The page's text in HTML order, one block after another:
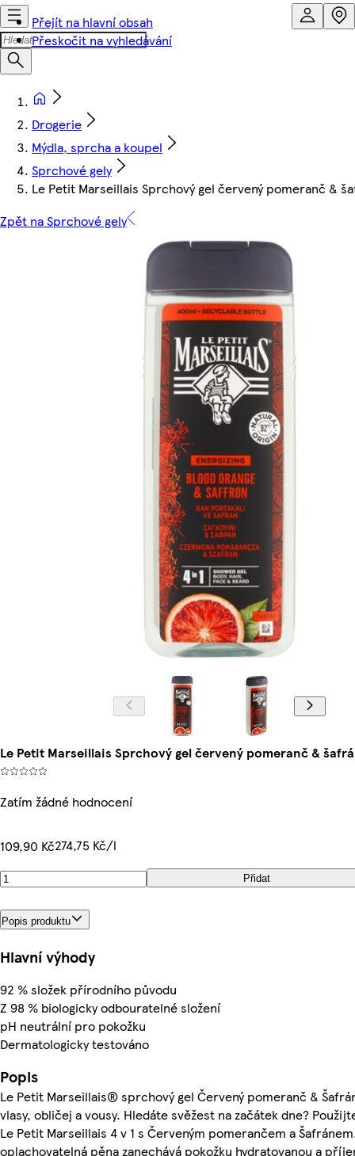
Přejít na hlavní obsah
Přeskočit na vyhledávání
Drogerie
Mýdla, sprcha a koupel
Sprchové gely
Le Petit Marseillais Sprchový gel červený pomeranč &
Zpět na Sprchové gely
Le Petit Marseillais Sprchový gel červený pomeranč &
Zatím žádné hodnocení
109,90 Kč274,75 Kč/l
Přidat
Popis produktu
Hlavní výhody
92 % složek přírodního původu
Z 98 % biologicky odbouratelné složení
pH neutrální pro pokožku
Dermatologicky testováno
Popis
Le Petit Marseillais® sprchový gel Červený pomeranč &
vlasy, obličej a vousy. Hledáte svěžest na začátek dne?
Le Petit Marseillais 4 v 1 s Červeným pomerančem a
oplachovatelná pěna zanechává pokožku hydratovanou a